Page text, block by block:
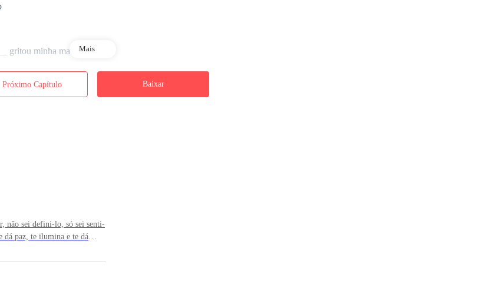
gritou minha madrinha
choro
e me afastou dele
Mais
Próximo Capítulo Baixar
não sei defini-lo, só sei senti-
dá paz, te ilumina e te dá
e aprendizagem, aprendemos
uma dessas fases, ou você